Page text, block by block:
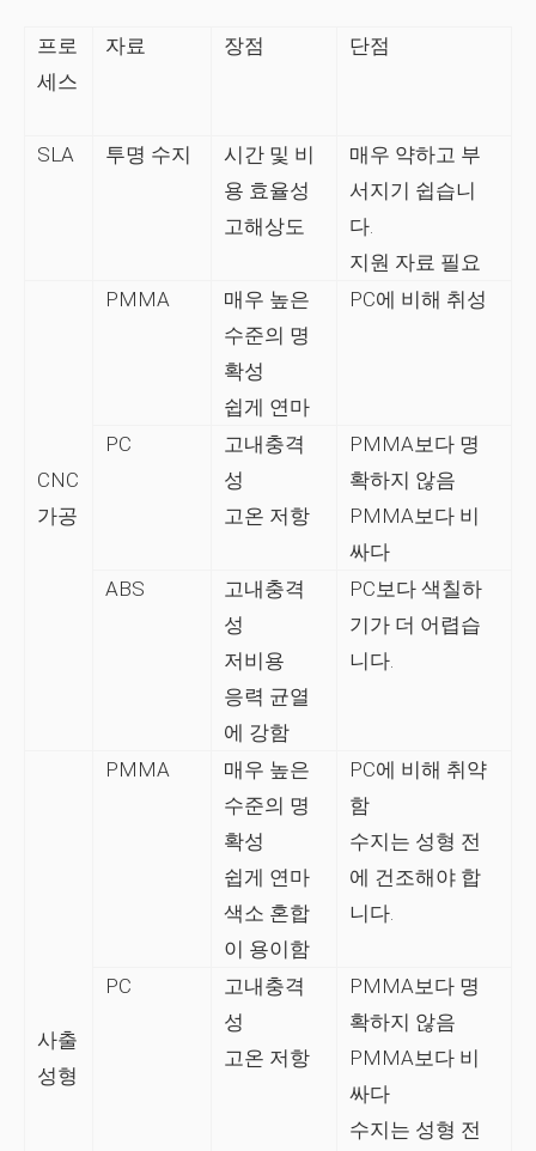
프로
세스
자료 장점 단점
SLA 투명 수지
시간 및 비
용 효율성
고해상도
매우 약하고 부
서지기 쉽습니
다.
지원 자료 필요
CNC
가공
PMMA
매우 높은
수준의 명
확성
쉽게 연마
PC에 비해 취성
PC
고내충격
성
고온 저항
PMMA보다 명
확하지 않음
PMMA보다 비
싸다
ABS
고내충격
성
저비용
응력 균열
에 강함
PC보다 색칠하
기가 더 어렵습
니다.
사출
성형
PMMA
매우 높은
수준의 명
확성
쉽게 연마
색소 혼합
이 용이함
PC에 비해 취약
함
수지는 성형 전
에 건조해야 합
니다.
PC
고내충격
성
고온 저항
PMMA보다 명
확하지 않음
PMMA보다 비
싸다
수지는 성형 전